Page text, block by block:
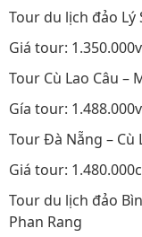
Tour du lịch đảo Lý
Giá tour:
Tour Cù Lao Câu –
Gía tour:
Tour Đà Nẵng – Cù
Giá tour:
Tour du lịch đảo
Phan Rang